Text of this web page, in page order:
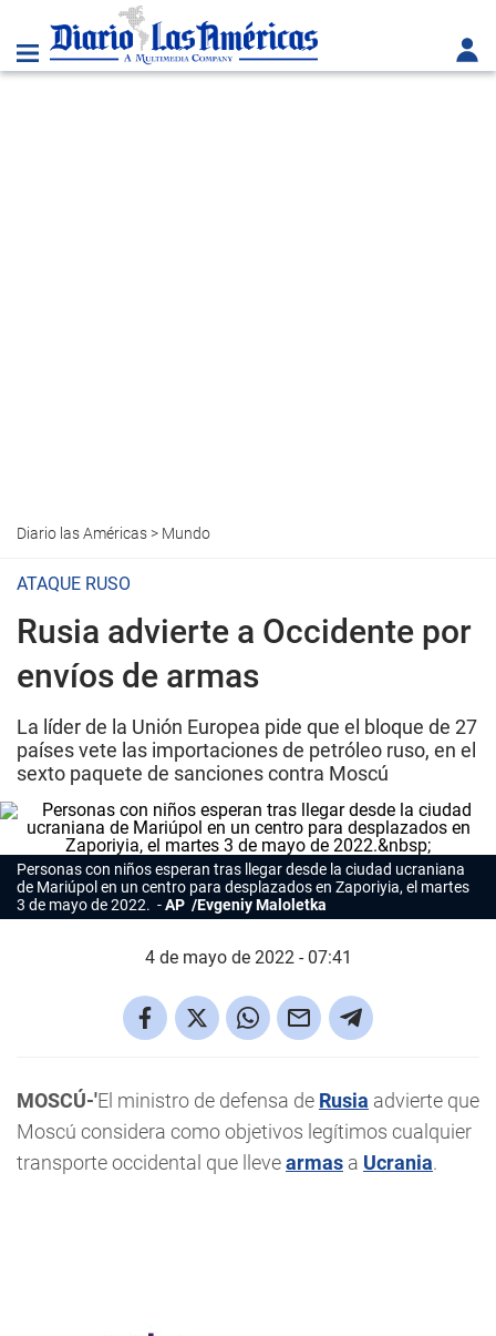
Diario las Américas> Mundo
ATAQUE RUSO
Rusia advierte a Occidente por
envíos de armas
La líder de la Unión Europea pide que el bloque de 27
países vete las importaciones de petróleo ruso, en el
sexto paquete de sanciones contra Moscú
Personas con niños esperan tras llegar desde la ciudad ucraniana
de Mariúpol en un centro para desplazados en Zaporiyia, el martes
3 de mayo de 2022.
AP /Evgeniy Maloletka
4 de mayo de 2022 - 07:41
MOSCÚ-'El ministro de defensa de Rusia advierte que
Moscú considera como objetivos legítimos cualquier
transporte occidental que llevearmas a Ucrania.